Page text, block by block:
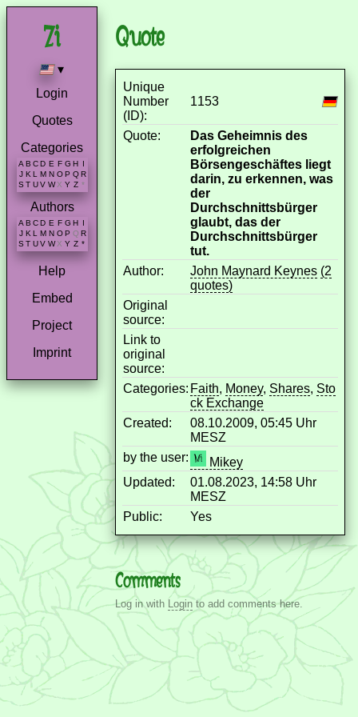
▾
Login
Quotes
Categories
A B C D E F G H I
J K L M N O P Q R
S T U V W X Y Z *
Authors
A B C D E F G H
J K L M N O P Q R
S T U V W X Y Z *
Help
Embed
Project
Imprint
Quote
Unique
Number
(ID):
1153
Quote:
Das Geheimnis des
erfolgreichen
Börsengeschäftes liegt
darin, zu erkennen, was
der
Durchschnittsbürger
glaubt, das der
Durchschnittsbürger
tut.
Author:
John Maynard Keynes (2
quotes)
Original
source:
Link to
original
source:
Categories: Faith, Money, Shares, Sto
ck Exchange
Created:
08.10.2009, 05:45 Uhr
MESZ
by the user:
Mikey
Updated:
01.08.2023, 14:58 Uhr
MESZ
Public:
Yes
Comments
Log in with Login to add comments here.